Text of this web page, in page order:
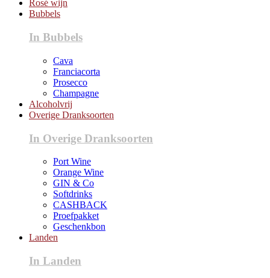
Rosé wijn
Bubbels
In Bubbels
Cava
Franciacorta
Prosecco
Champagne
Alcoholvrij
Overige Dranksoorten
In Overige Dranksoorten
Port Wine
Orange Wine
GIN & Co
Softdrinks
CASHBACK
Proefpakket
Geschenkbon
Landen
In Landen